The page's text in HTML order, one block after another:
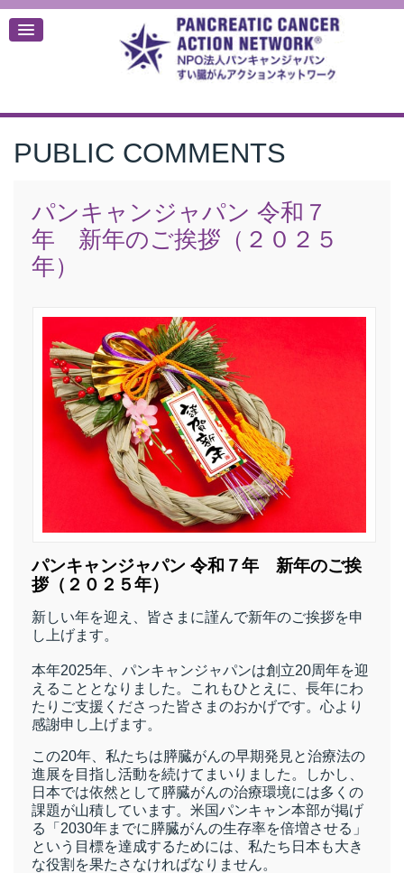
PUBLIC COMMENTS
パンキャンジャパン 令和７
年 新年のご挨拶（２０２５
年）
パンキャンジャパン 令和７年 新年のご挨
拶（２０２５年）
新しい年を迎え、皆さまに謹んで新年のご挨拶を申
し上げます。
本年2025年、パンキャンジャパンは創立20周年を迎
えることとなりました。これもひとえに、長年にわ
たりご支援くださった皆さまのおかげです。心より
感謝申し上げます。
この20年、私たちは膵臓がんの早期発見と治療法の
進展を目指し活動を続けてまいりました。しかし、
日本では依然として膵臓がんの治療環境には多くの
課題が山積しています。米国パンキャン本部が掲げ
る「2030年までに膵臓がんの生存率を倍増させる」
という目標を達成するためには、私たち日本も大き
な役割を果たさなければなりません。